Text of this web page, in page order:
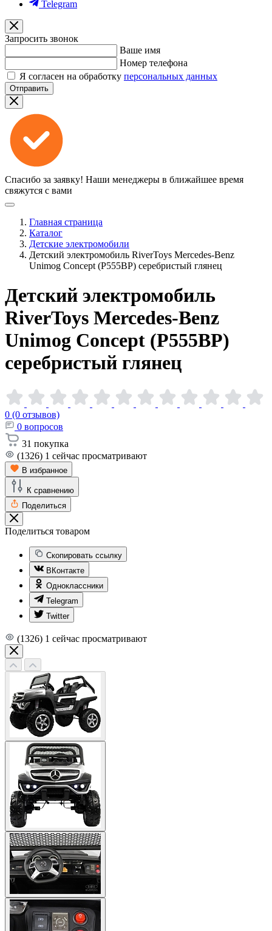
Telegram
Запросить звонок
Ваше имя
Номер телефона
Я согласен на обработку персональных данных
Отправить
Спасибо за заявку! Наши менеджеры в ближайшее время
свяжутся с вами
Главная страница
Каталог
Детские электромобили
Детский электромобиль RiverToys Mercedes-Benz
Unimog Concept (P555BP) серебристый глянец
Детский электромобиль
RiverToys Mercedes-Benz
Unimog Concept (P555BP)
серебристый глянец
0 (0 отзывов)
0 вопросов
31 покупка
(1326) 1 сейчас просматривают
В избранное
К сравнению
Поделиться
Поделиться товаром
Скопировать ссылку
ВКонтакте
Одноклассники
Telegram
Twitter
(1326) 1 сейчас просматривают